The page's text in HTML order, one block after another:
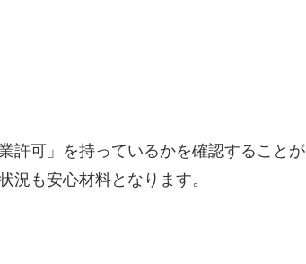
許可」を持っているかを確認することが
況も安心材料となります。